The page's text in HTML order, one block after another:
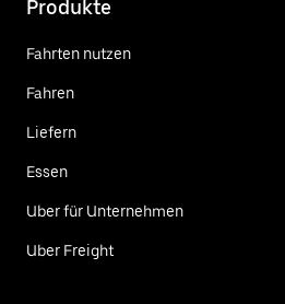
Produkte
Fahrten nutzen
Fahren
Liefern
Essen
Uber für Unternehmen
Uber Freight